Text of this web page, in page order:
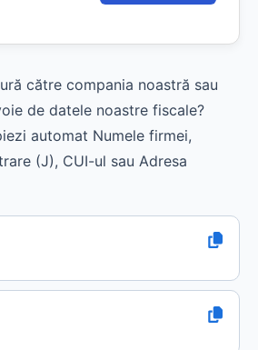
către compania noastră sau
de datele noastre fiscale?
automat Numele firmei,
(J), CUI-ul sau Adresa